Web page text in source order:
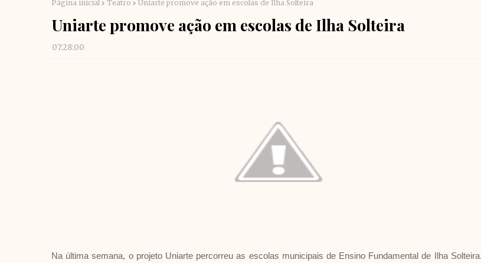
Página inicial Teatro Uniarte promove ação em escolas de Ilha Solteira
Uniarte promove ação em escolas de Ilha Solteira
07:28:00
Na última semana, o projeto Uniarte percorreu as escolas municipais de Ensino Fundamental de Ilha